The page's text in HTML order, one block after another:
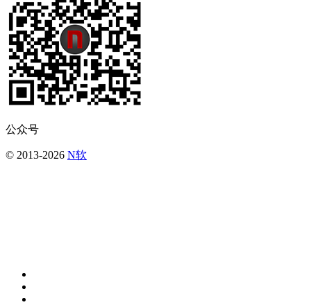
公众号
© 2013-2026 N软